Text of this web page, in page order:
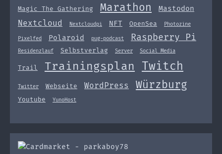
Magic The Gathering Marathon Mastodon
Nextcloud Nextcloudpi NFT OpenSea Photozine
Pixelfed Polaroid pug-podcast Raspberry Pi
Residenzlauf Selbstverlag Server Social Media
Trail Trainingsplan Twitch
Twitter Webseite WordPress Würzburg
Youtube YunoHost